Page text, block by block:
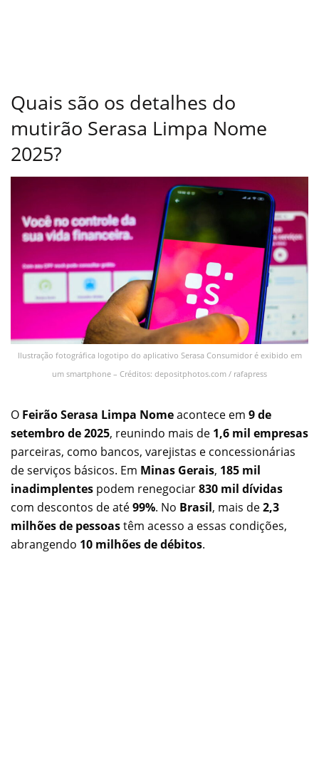
Quais são os detalhes do
mutirão Serasa Limpa Nome
2025?
Ilustração fotográfica logotipo do aplicativo Serasa Consumidor é exibido em
um smartphone – Créditos: depositphotos.com / rafapress
O Feirão Serasa Limpa Nomeacontece em 9 de
setembro de 2025, reunindo mais de 1,6 mil empresas
parceiras, como bancos, varejistas e concessionárias
de serviços básicos. Em Minas Gerais, 185 mil
inadimplentes podem renegociar830 mil dívidas
com descontos de até99%. No Brasil, mais de2,3
milhões de pessoastêm acesso a essas condições,
abrangendo 10 milhões de débitos.